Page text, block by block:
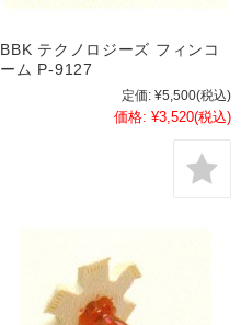
BBK テクノロジーズ フィンコ
ーム P-9127
定価: ¥5,500(税込)
価格: ¥3,520(税込)